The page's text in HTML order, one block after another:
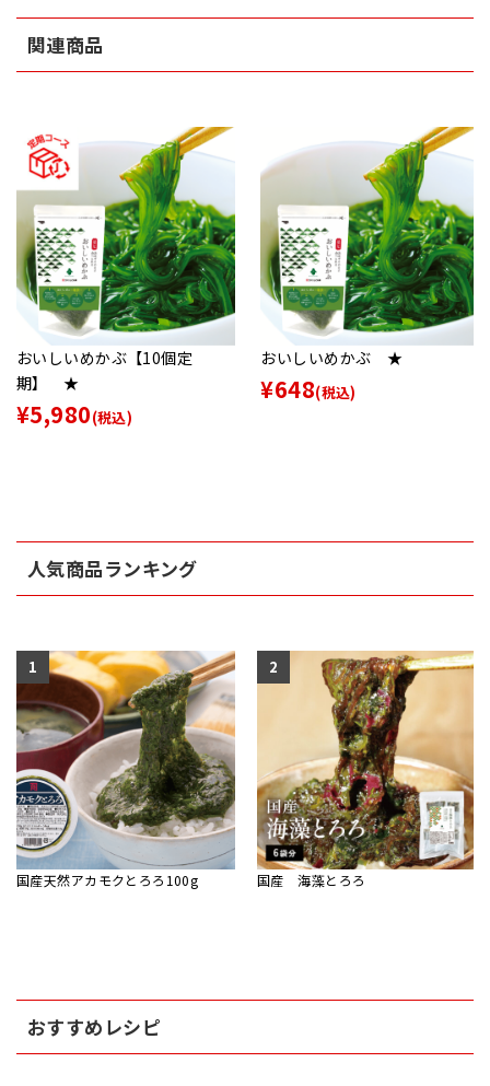
関連商品
おいしいめかぶ【10個定
期】 ★
¥5,980(税込)
おいしいめかぶ ★
¥648(税込)
人気商品ランキング
1
国産天然アカモクとろろ100g
2
国産 海藻とろろ
おすすめレシピ